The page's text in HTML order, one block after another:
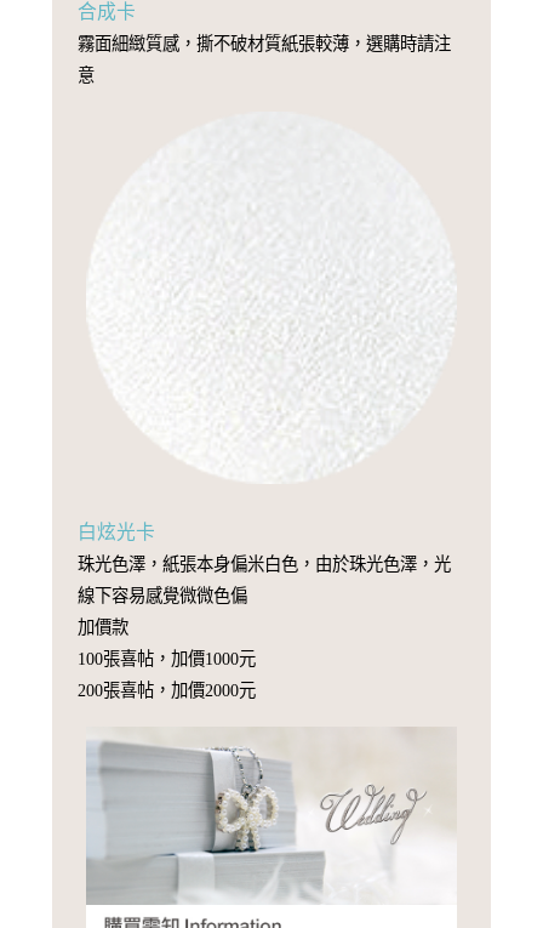
合成卡
霧面細緻質感，撕不破材質紙張較薄，選購時請注
意
白炫光卡
珠光色澤，紙張本身偏米白色，由於珠光色澤，光
線下容易感覺微微色偏
加價款
100張喜帖，加價1000元
200張喜帖，加價2000元